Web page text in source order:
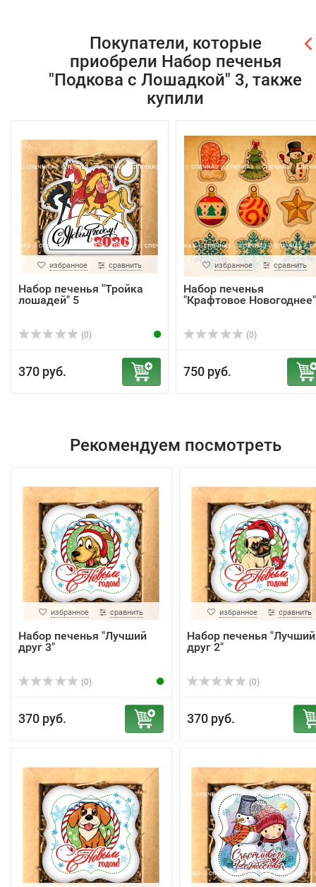
Покупатели, которые
приобрели Набор печенья
"Подкова с Лошадкой" 3, также
купили
избранное сравнить
Набор печенья "Тройка
лошадей" 5
(0)
370 руб.
избранное сравнить
Набор печенья
"Крафтовое Новогоднее"
(0)
750 руб.
Рекомендуем посмотреть
избранное сравнить
Набор печенья "Лучший
друг 3"
(0)
370 руб.
избранное сравнить
Набор печенья "Лучший
друг 2"
(0)
370 руб.